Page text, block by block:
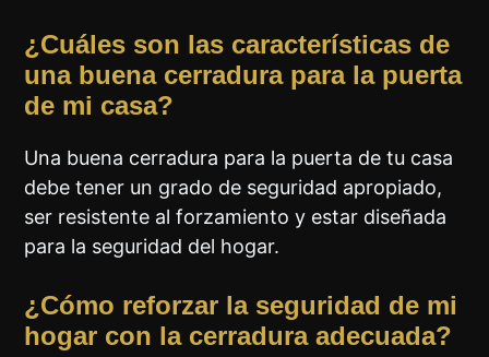
¿Cuáles son las características de
una buena cerradura para la puerta
de mi casa?
Una buena cerradura para la puerta de tu casa
debe tener un grado de seguridad apropiado,
ser resistente al forzamiento y estar diseñada
para la seguridad del hogar.
¿Cómo reforzar la seguridad de mi
hogar con la cerradura adecuada?